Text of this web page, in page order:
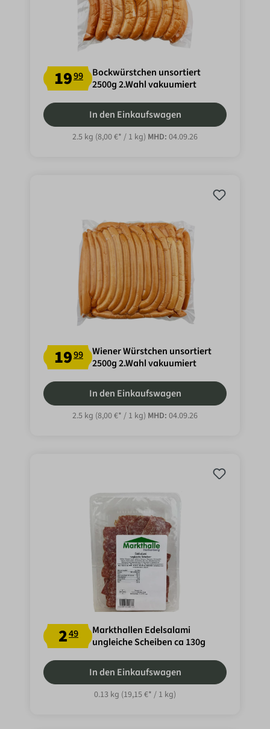
1999
Bockwürstchen unsortiert
2500g 2.Wahl vakuumiert
In den Einkaufswagen
2.5 kg (8,00 €* / 1 kg) MHD: 04.09.26
1999
Wiener Würstchen unsortiert
2500g 2.Wahl vakuumiert
In den Einkaufswagen
2.5 kg (8,00 €* / 1 kg) MHD: 04.09.26
249
Markthallen Edelsalami
ungleiche Scheiben ca 130g
In den Einkaufswagen
0.13 kg (19,15 €* / 1 kg)